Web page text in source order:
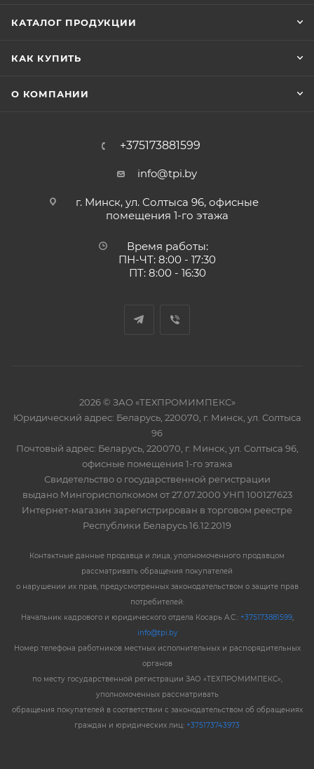
КАТАЛОГ ПРОДУКЦИИ
КАК КУПИТЬ
О КОМПАНИИ
+375173881599
info@tpi.by
г. Минск, ул. Солтыса 96, офисные
помещения 1-го этажа
Время работы:
ПН-ЧТ: 8:00 - 17:30
ПТ: 8:00 - 16:30
2026 © ЗАО «ТЕХПРОМИМПЕКС»
Юридический адрес: Беларусь, 220070, г. Минск, ул. Солтыса
96
Почтовый адрес: Беларусь, 220070, г. Минск, ул. Солтыса 96,
офисные помещения 1-го этажа
Свидетельство о государственной регистрации
выдано Мингорисполкомом от 27.07.2000 УНП 100127623
Интернет-магазин зарегистрирован в торговом реестре
Республики Беларусь 16.12.2019
Контактные данные продавца и лица, уполномоченного продавцом
рассматривать обращения покупателей
о нарушении их прав, предусмотренных законодательством о защите прав
потребителей:
Начальник кадрового и юридического отдела Косарь А.С.: +375173881599,
info@tpi.by
Номер телефона работников местных исполнительных и распорядительных
органов
по месту государственной регистрации ЗАО «ТЕХПРОМИМПЕКС»,
уполномоченных рассматривать
обращения покупателей в соответствии с законодательством об обращениях
граждан и юридических лиц: +375173743973